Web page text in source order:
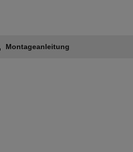
Montageanleitung